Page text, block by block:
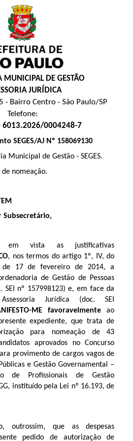
MUNICIPAL DE GESTÃO
JURÍDICA
- Bairro Centro - São Paulo/SP
Telefone:
6013.2026/0004248-7
SEGES/AJ Nº 158069130
Municipal de Gestão - SEGES.
nomeação.
Subsecretário,
em vista as justificativas
, nos termos do artigo 1º, IV, do
de 17 de fevereiro de 2014, a
de Gestão de Pessoas
SEI nº 157998123) e, em face da
Jurídica (doc. SEI
ME favoravelmente ao
expediente, que trata de
para nomeação de 43
aprovados no Concurso
provimento de cargos vagos de
e Gestão Governamental –
de Profissionais de Gestão
instituído pela Lei nº 16.193, de
outrossim, que as despesas
pedido de autorização de